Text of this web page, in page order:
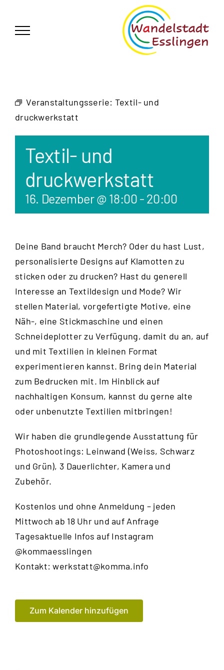
springen
Veranstaltungsserie: Textil- und
druckwerkstatt
Textil- und
druckwerkstatt
16. Dezember @ 18:00 - 20:00
Deine Band braucht Merch? Oder du hast Lust,
personalisierte Designs auf Klamotten zu
sticken oder zu drucken? Hast du generell
Interesse an Textildesign und Mode? Wir
stellen Material, vorgefertigte Motive, eine
Näh-, eine Stickmaschine und einen
Schneideplotter zu Verfügung, damit du an, auf
und mit Textilien in kleinen Format
experimentieren kannst. Bring dein Material
zum Bedrucken mit. Im Hinblick auf
nachhaltigen Konsum, kannst du gerne alte
oder unbenutzte Textilien mitbringen!
Wir haben die grundlegende Ausstattung für
Photoshootings: Leinwand (Weiss, Schwarz
und Grün), 3 Dauerlichter, Kamera und
Zubehör.
Kostenlos und ohne Anmeldung – jeden
Mittwoch ab 18 Uhr und auf Anfrage
Tagesaktuelle Infos auf Instagram
@kommaesslingen
Kontakt:werkstatt@komma.info
Zum Kalender hinzufügen